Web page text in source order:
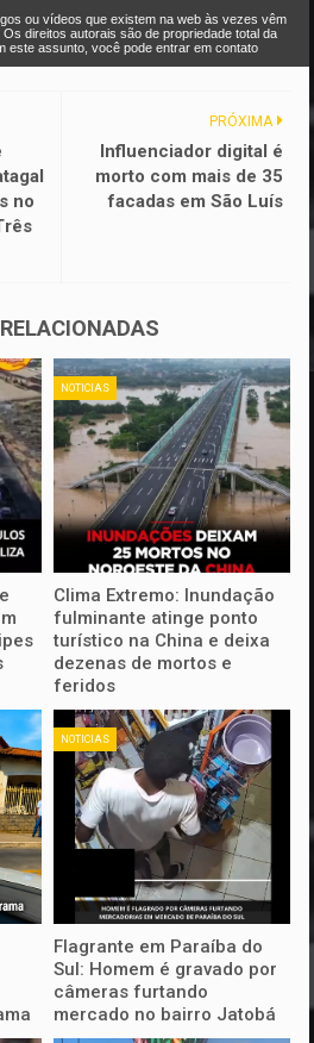
ou vídeos que existem na web às vezes vêm
direitos autorais são de propriedade total da
este assunto, você pode entrar em contato
PRÓXIMA
Influenciador digital é
morto com mais de 35
facadas em São Luís
no
NOTICIAS
Clima Extremo: Inundação
fulminante atinge ponto
turístico na China e deixa
dezenas de mortos e
feridos
NOTICIAS
Flagrante em Paraíba do
Sul: Homem é gravado por
câmeras furtando
mercado no bairro Jatobá